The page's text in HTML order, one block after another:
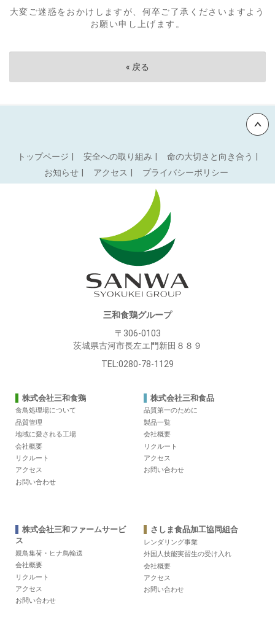
大変ご迷惑をおかけしますが、何卒ご了承くださいますよう
お願い申し上げます。
« 戻る
トップページ 安全への取り組み
命の大切さと向き合う
お知らせ
アクセス プライバシーポリシー
三和食鶏グループ
〒306-0103
茨城県古河市長左エ門新田８８９
TEL:0280-78-1129
株式会社三和食鶏
食鳥処理場について
品質管理
地域に愛される工場
会社概要
リクルート
アクセス
お問い合わせ
株式会社三和食品
品質第一のために
製品一覧
会社概要
リクルート
アクセス
お問い合わせ
株式会社三和ファームサービ
ス
親鳥集荷・ヒナ鳥輸送
会社概要
リクルート
アクセス
お問い合わせ
さしま食品加工協同組合
レンダリング事業
外国人技能実習生の受け入れ
会社概要
アクセス
お問い合わせ